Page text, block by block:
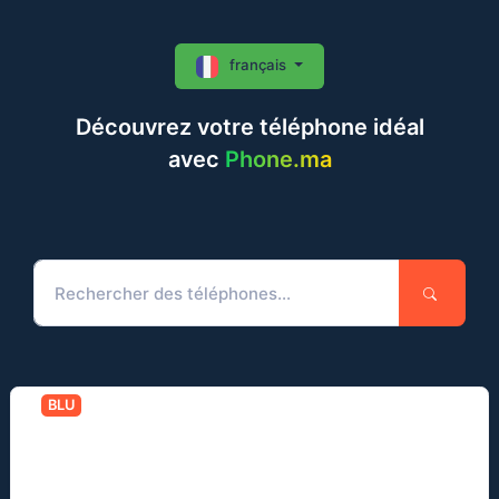
Découvrez votre téléphone idéal
avec Phone.ma
français
BLU